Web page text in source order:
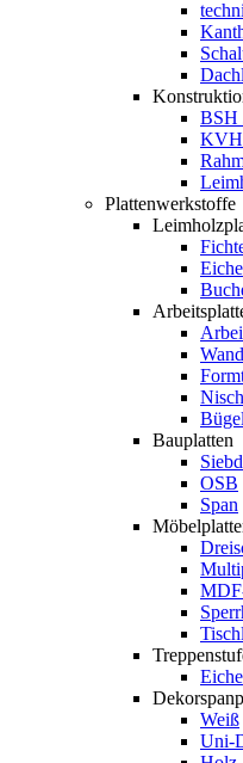
BSH
KVH
Plattenwerkstoffe
Eiche
Bauplatten
OSB
Span
Eiche
Weiß
Uni-